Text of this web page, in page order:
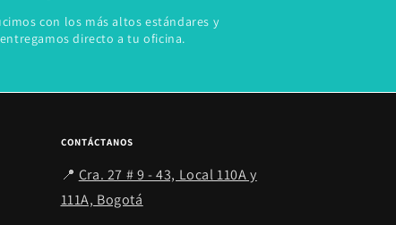
con los más altos estándares y
entregamos directo a tu oficina.
CONTÁCTANOS
📍 Cra. 27 # 9 - 43, Local 110A y
111A, Bogotá